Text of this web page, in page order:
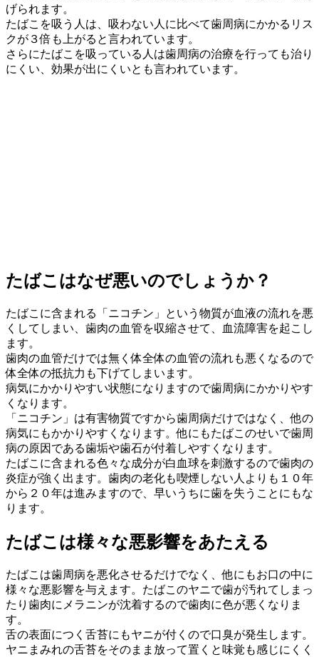
げられます。
たばこを吸う人は、吸わない人に比べて歯周病にかかるリス
クが３倍も上がると言われています。
さらにたばこを吸っている人は歯周病の治療を行っても治り
にくい、効果が出にくいとも言われています。
たばこはなぜ悪いのでしょうか？
たばこに含まれる「ニコチン」という物質が血液の流れを悪
くしてしまい、歯肉の血管を収縮させて、血流障害を起こし
ます。
歯肉の血管だけでは無く体全体の血管の流れも悪くなるので
体全体の抵抗力も下げてしまいます。
病気にかかりやすい状態になりますので歯周病にかかりやす
くなります。
「ニコチン」は有害物質ですから歯周病だけではなく、他の
病気にもかかりやすくなります。他にもたばこのせいで歯周
病の原因である歯垢や歯石が付着しやすくなります。
たばこに含まれる色々な成分が白血球を刺激するので歯肉の
炎症が強く出ます。歯肉の老化も喫煙しない人よりも１０年
から２０年は進みますので、早いうちに歯を失うことにもな
ります。
たばこは様々な悪影響をあたえる
たばこは歯周病を悪化させるだけでなく、他にもお口の中に
様々な悪影響を与えます。たばこのヤニで歯が汚れてしまっ
たり歯肉にメラニンが沈着するので歯肉に色が悪くなりま
す。
舌の表面につく舌苔にもヤニが付くので口臭が発生します。
ヤニまみれの舌苔をそのまま放って置くと味覚も感じにくく